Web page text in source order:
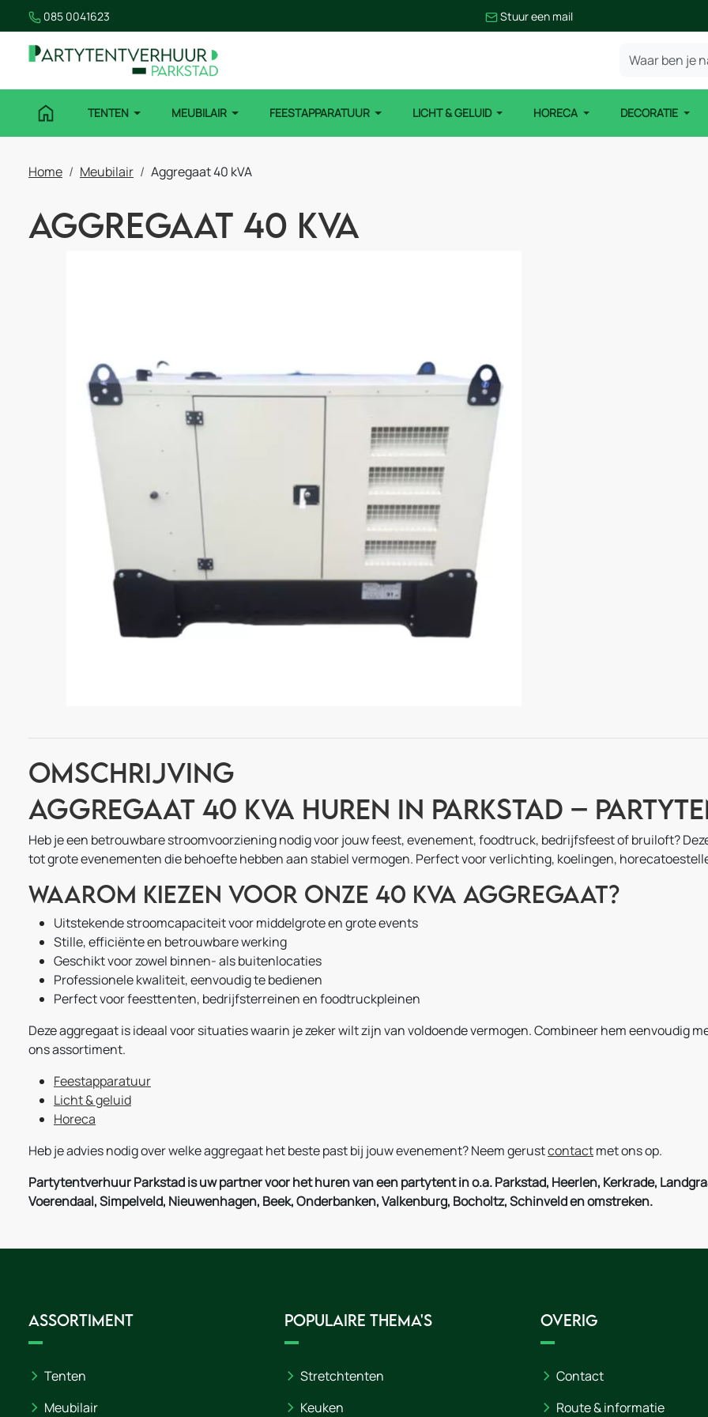
085 0041623 Stuur een mail
TENTEN MEUBILAIR FEESTAPPARATUUR LICHT & GELUID HORECA DECORATIE
Home Meubilair Aggregaat 40 kVA
Aggregaat 40 kVA
Omschrijving
Aggregaat 40 kVA huren in Parkstad –
Heb je een betrouwbare stroomvoorziening nodig voor jouw feest, evenement, foodtruck, bedrijfsfeest of bruiloft?
tot grote evenementen die behoefte hebben aan stabiel vermogen. Perfect voor verlichting, koelingen,
Waarom kiezen voor onze 40 kVA aggregaat?
Uitstekende stroomcapaciteit voor middelgrote en grote events
Stille, efficiënte en betrouwbare werking
Geschikt voor zowel binnen- als buitenlocaties
Professionele kwaliteit, eenvoudig te bedienen
Perfect voor feesttenten, bedrijfsterreinen en foodtruckpleinen
Deze aggregaat is ideaal voor situaties waarin je zeker wilt zijn van voldoende vermogen. Combineer hem eenvoudig
ons assortiment.
Feestapparatuur
Licht & geluid
Horeca
Heb je advies nodig over welke aggregaat het beste past bij jouw evenement? Neem gerustcontactmet ons op.
Partytentverhuur Parkstad is uw partner voor het huren van een partytent in o.a. Parkstad, Heerlen, Kerkrade,
Voerendaal, Simpelveld, Nieuwenhagen, Beek, Onderbanken, Valkenburg, Bocholtz, Schinveld en omstreken.
Assortiment
Tenten
Meubilair
Populaire thema's
Stretchtenten
Keuken
Overig
Contact
Route & informatie